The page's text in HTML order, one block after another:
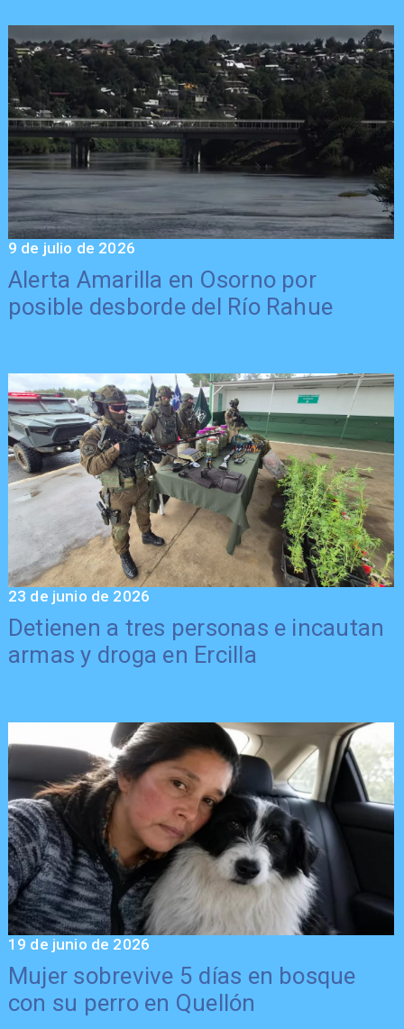
Alerta Amarilla en Osorno por
posible desborde del Río Rahue
9 de julio de 2026
Detienen a tres personas e incautan
armas y droga en Ercilla
23 de junio de 2026
Mujer sobrevive 5 días en bosque
con su perro en Quellón
19 de junio de 2026